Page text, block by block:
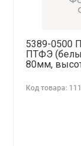
5389-0500
ПТФЭ
80мм,
Код товара: